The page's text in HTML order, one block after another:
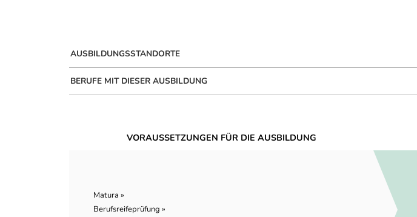
AUSBILDUNGSSTANDORTE
BERUFE MIT DIESER AUSBILDUNG
VORAUSSETZUNGEN FÜR DIE AUSBILDUNG
Matura »
Berufsreifeprüfung »